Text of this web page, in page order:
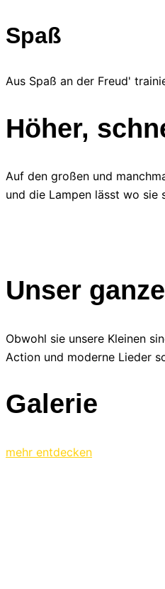
Spaß
Aus Spaß an der Freud'
Höher,
Auf den großen und
und die Lampen lässt wo sie
Unser
Obwohl sie unsere Kleinen
Action und moderne Lieder
Galerie
mehr entdecken